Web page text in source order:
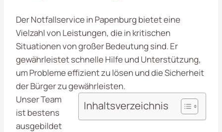
Der Notfallservice in Papenburg bietet eine
Vielzahl von Leistungen, die in kritischen
Situationen von großer Bedeutung sind. Er
gewährleistet schnelle Hilfe und Unterstützung,
um Probleme effizient zu lösen und die Sicherheit
der Bürger zu gewährleisten.
Inhaltsverzeichnis
Unser Team
ist bestens
ausgebildet